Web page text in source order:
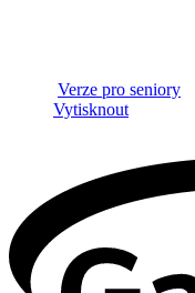
Verze pro seniory
Vytisknout